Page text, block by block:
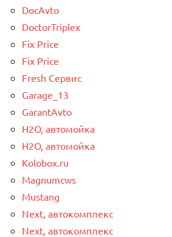
DocAvto
DoctorTriplex
Fix Price
Fix Price
Fresh Сервис
Garage_13
GarantAvto
H2O, автомойка
H2O, автомойка
Kolobox.ru
Magnumcws
Mustang
Next, автокомплекс
Next, автокомплекс